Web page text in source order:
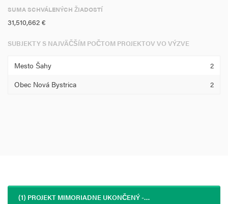
SUMA SCHVÁLENÝCH ŽIADOSTÍ
31,510,662 €
SUBJEKTY S NAJVÄČŠÍM POČTOM PROJEKTOV VO VÝZVE
Mesto Šahy
2
Obec Nová Bystrica
2
(1) PROJEKT MIMORIADNE UKONČENÝ -…